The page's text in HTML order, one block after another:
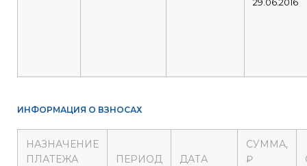
ИНФОРМАЦИЯ О ВЗНОСАХ
НАЗНАЧЕНИЕ
ПЛАТЕЖА
ПЕРИОД ДАТА
СУММА,
₽